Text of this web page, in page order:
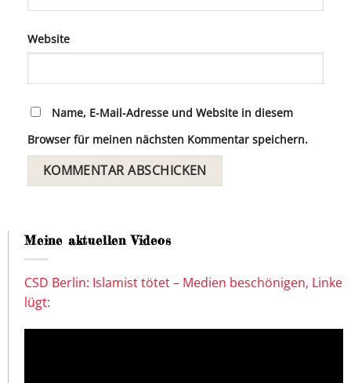
Website
Name, E-Mail-Adresse und Website in diesem
Browser für meinen nächsten Kommentar speichern.
Meine aktuellen Videos
CSD Berlin: Islamist tötet – Medien beschönigen, Linke
lügt: